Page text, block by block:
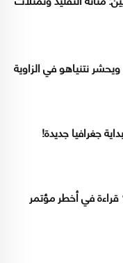
نتنياهو في الزاوية
جغرافيا جديدة!
في أخطر مؤتمر